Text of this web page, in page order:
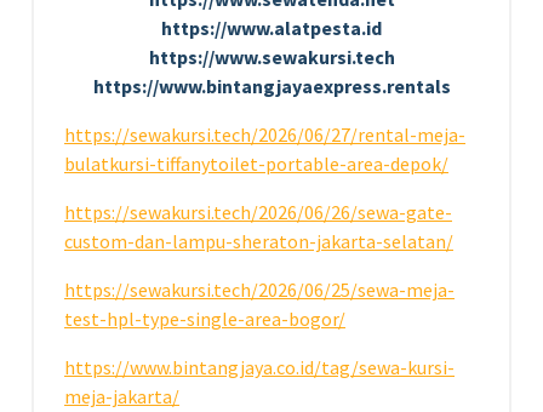
https://www.alatpesta.id
https://www.sewakursi.tech
https://www.bintangjayaexpress.rentals
https://sewakursi.tech/2026/06/27/rental-meja-
bulatkursi-tiffanytoilet-portable-area-depok/
https://sewakursi.tech/2026/06/26/sewa-gate-
custom-dan-lampu-sheraton-jakarta-selatan/
https://sewakursi.tech/2026/06/25/sewa-meja-
test-hpl-type-single-area-bogor/
https://www.bintangjaya.co.id/tag/sewa-kursi-
meja-jakarta/